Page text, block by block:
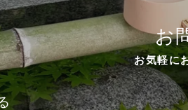
お
お気軽に